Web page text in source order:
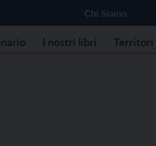
Chi Siamo
I nostri libri Territori